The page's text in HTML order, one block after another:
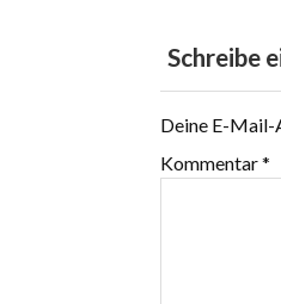
Schreibe
Deine E-
Kommentar*